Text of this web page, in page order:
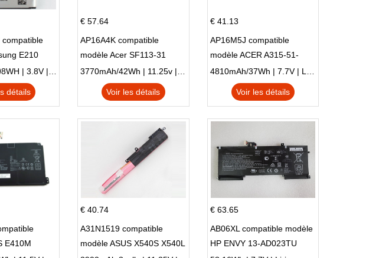
compatible
E210
détails
€ 57.64
AP16A4K compatible
modèle Acer SF113-31
AO1-132 NE132
Voir les détails
€ 41.13
AP16M5J compatible
modèle ACER A315-51-
51SL N17Q1 SERIES
Voir les détails
E410M
€ 40.74
A31N1519 compatible
modèle ASUS X540S X540L
€ 63.65
AB06XL compatible modèle
HP ENVY 13-AD023TU